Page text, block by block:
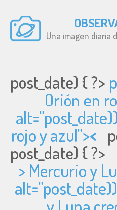
Una imagen diaria
post_date) { ?>
Orión en
alt="
rojo y azul"><
post_date) { ?>
> Mercurio y
alt="
y Luna